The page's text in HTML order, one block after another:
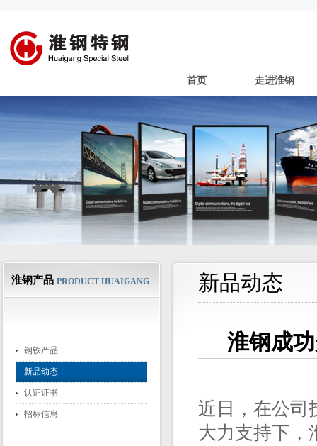
首页 走进淮钢
淮钢产品 PRODUCT HUAIGANG
钢铁产品
新品动态
认证证书
招标信息
新品动态
淮钢成
近日，在公司
大力支持下，